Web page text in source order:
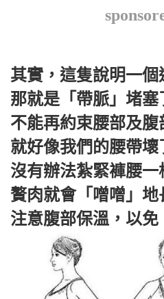
其實，這隻說明一個
那就是「帶脈」堵塞
不能再約束腰部及腹
就好像我們的腰帶壞
沒有辦法紮緊褲腰一
贅肉就會「噌噌」地
注意腹部保溫，以免